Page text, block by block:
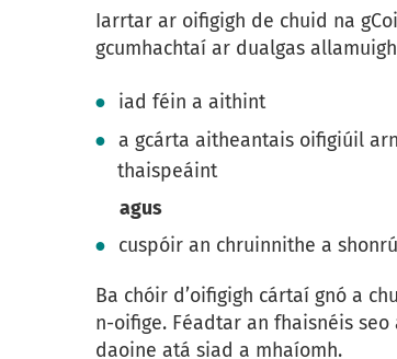
Iarrtar ar oifigigh de chuid na
gcumhachtaí ar dualgas
iad féin a aithint
a gcárta aitheantais oifigiúil
thaispeáint
agus
cuspóir an chruinnithe a
Ba chóir d’oifigigh cártaí gnó a
n-oifige. Féadtar an fhaisnéis
daoine atá siad a mhaíomh.